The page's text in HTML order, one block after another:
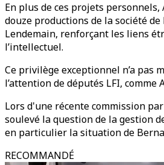
En plus de ces projets personnels,
douze productions de la société de
Lendemain, renforçant les liens
l’intellectuel.
Ce privilège exceptionnel n’a pas
l’attention de députés LFI, comme
Lors d'une récente commission
soulevé la question de la gestion
en particulier la situation de
RECOMMANDÉ